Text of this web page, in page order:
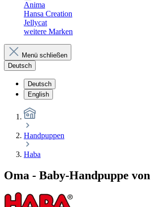
Anima
Hansa Creation
Jellycat
weitere Marken
Menü schließen
Deutsch
Deutsch
English
Handpuppen
Haba
Oma - Baby-Handpuppe von